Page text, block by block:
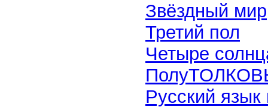
Звёздный мир
Третий пол
Четыре
Русский язык